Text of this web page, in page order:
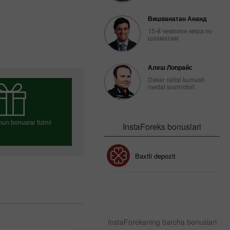
bonuslar tizimi
Вишванатан Ананд
15-й чемпион мира по
шахматам
Алеш Лопрайс
Dakar rallisi kumush
medal sovrindori.
InstaForeks bonuslari
Baxtli depozit
InstaForeksning barcha bonuslari